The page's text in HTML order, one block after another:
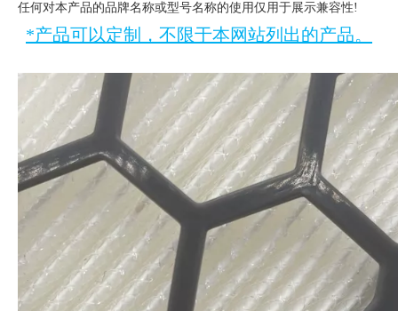
任何对本产品的品牌名称或型号名称的使用仅用于展示兼容性!
*产品可以定制，不限于本网站列出的产品。